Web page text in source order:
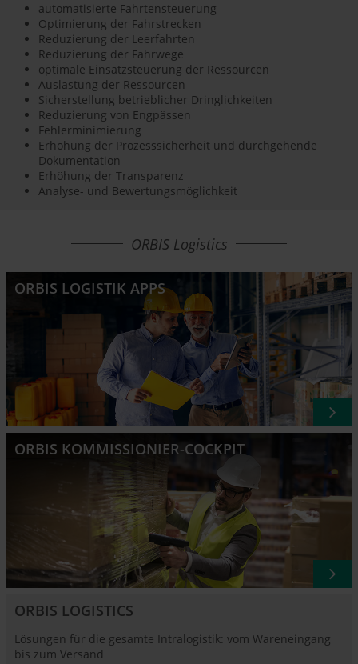
automatisierte Fahrtensteuerung
Optimierung der Fahrstrecken
Reduzierung der Leerfahrten
Reduzierung der Fahrwege
optimale Einsatzsteuerung der Ressourcen
Auslastung der Ressourcen
Sicherstellung betrieblicher Dringlichkeiten
Reduzierung von Engpässen
Fehlerminimierung
Erhöhung der Prozesssicherheit und durchgehende
Dokumentation
Erhöhung der Transparenz
Analyse- und Bewertungsmöglichkeit
ORBIS Logistics
ORBIS LOGISTIK APPS
ORBIS KOMMISSIONIER-COCKPIT
ORBIS LOGISTICS
Lösungen für die gesamte Intralogistik: vom Wareneingang
bis zum Versand